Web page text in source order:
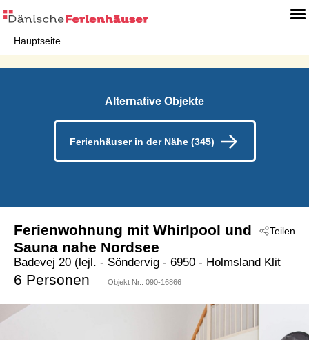
Hauptseite
Alternative Objekte
Ferienhäuser in der Nähe (345)
Teilen
Ferienwohnung mit Whirlpool und
Sauna nahe Nordsee
Badevej 20 (lejl. - Söndervig - 6950 - Holmsland Klit
6 Personen Objekt Nr.: 090-16866